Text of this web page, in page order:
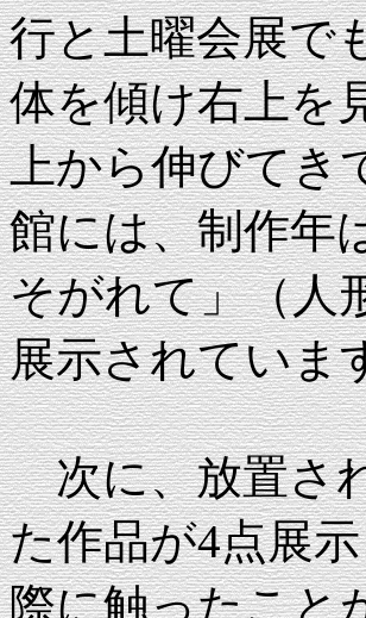
行と土曜会展で
体を傾け右上を
上から伸びてき
館には、制作年
そがれて」（人
展示されていま
次に、放置さ
た作品が4点展
際に触ったこと